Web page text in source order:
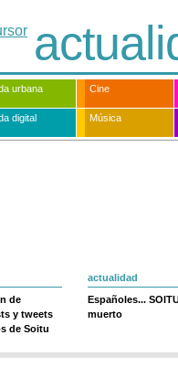
urbana Cine
digital Música
de
y tweets
de Soitu
actualidad
Españoles...
muerto